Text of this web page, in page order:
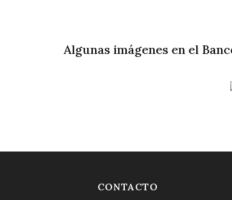
Algunas imágenes en el
CONTACTO